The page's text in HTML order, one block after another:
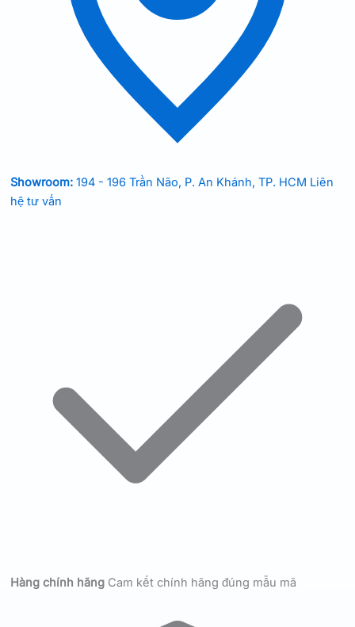
Showroom: 194 - 196 Trần Não, P. An Khánh, TP. HCM Liên
hệ tư vấn
Hàng chính hãng Cam kết chính hãng đúng mẫu mã